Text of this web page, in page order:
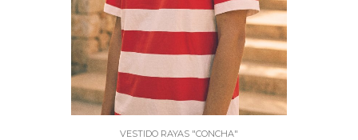
VESTIDO RAYAS "CONCHA"